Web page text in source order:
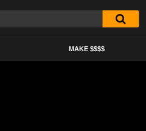
MAKE $$$$